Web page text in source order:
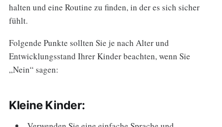
halten und eine Routine zu finden, in der es sich sicher
fühlt.
Folgende Punkte sollten Sie je nach Alter und
Entwicklungsstand Ihrer Kinder beachten, wenn Sie
„Nein“ sagen:
Kleine Kinder: